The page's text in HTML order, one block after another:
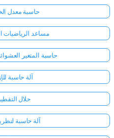
حاسبة معدل
مساعد الرياضيات
حاسبة المتغير
آلة حاسبة
حلال
آلة حاسبة